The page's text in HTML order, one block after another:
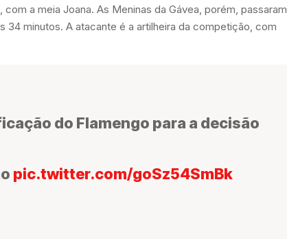
a meia Joana. As Meninas da Gávea, porém, passaram
minutos. A atacante é a artilheira da competição, com
do Flamengo para a decisão
pic.twitter.com/goSz54SmBk